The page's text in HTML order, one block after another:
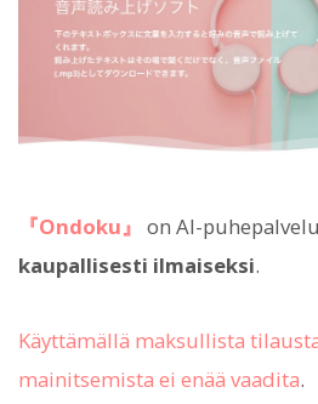
『Ondoku』 on AI-
kaupallisesti ilmaiseksi.
Käyttämällä maksullista
mainitsemista ei enää vaadita.